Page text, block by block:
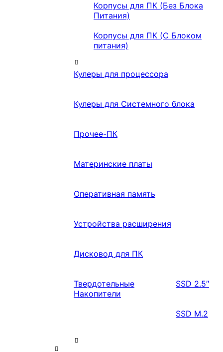
Корпусы для ПК (Без Блока
Питания)
Корпусы для ПК (С Блоком
питания)
Кулеры для процессора
Кулеры для Системного блока
Прочее-ПК
Материнские платы
Оперативная память
Устройства расширения
Дисковод для ПК
Твердотельные
Накопители
SSD 2.5″
SSD M.2